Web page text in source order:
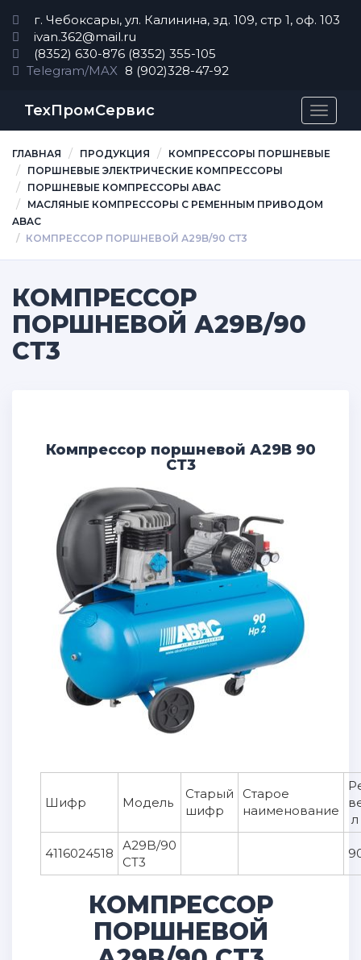
г. Чебоксары, ул. Калинина, зд. 109, стр 1, оф. 103
ivan.362@mail.ru
(8352) 630-876 (8352) 355-105
Telegram/MAX 8 (902)328-47-92
ТехПромСервис
ГЛАВНАЯ ПРОДУКЦИЯ
КОМПРЕССОРЫ ПОРШНЕВЫЕ
ПОРШНЕВЫЕ ЭЛЕКТРИЧЕСКИЕ КОМПРЕССОРЫ
ПОРШНЕВЫЕ КОМПРЕССОРЫ ABAC
МАCЛЯНЫЕ КОМПРЕССОРЫ С РЕМЕННЫМ ПРИВОДОМ
ABAC
КОМПРЕССОР ПОРШНЕВОЙ А29B/90 СТ3
КОМПРЕССОР
ПОРШНЕВОЙ А29B/90
СТ3
Компрессор поршневой А29В 90
СТ3
Шифр Модель
Старый
шифр
Старое
наименование
л
4116024518
А29B/90
СТ3
КОМПРЕССОР
ПОРШНЕВОЙ